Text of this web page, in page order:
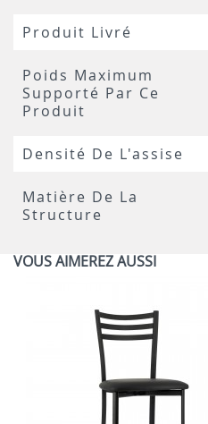
Produit Livré
Poids Maximum
Supporté Par Ce
Produit
Densité De L'assise
Matière De La
Structure
VOUS AIMEREZ AUSSI